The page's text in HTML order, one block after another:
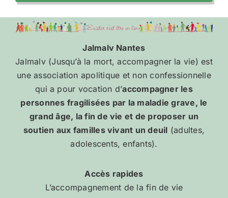
Jalmalv Nantes
Jalmalv (Jusqu’à la mort, accompagner la vie) est
une association apolitique et non confessionnelle
qui a pour vocation d’accompagner les
personnes fragilisées par la maladie grave, le
grand âge, la fin de vie et de proposer un
soutien aux familles vivant un deuil (adultes,
adolescents, enfants).
Accès rapides
L’accompagnement de la fin de vie